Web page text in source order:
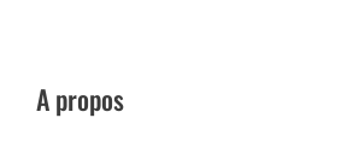
A propos